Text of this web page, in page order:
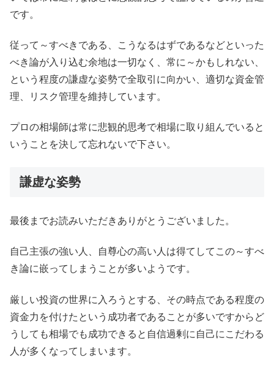
です。
従って～すべきである、こうなるはずであるなどといった
べき論が入り込む余地は一切なく、常に～かもしれない、
という程度の謙虚な姿勢で全取引に向かい、適切な資金管
理、リスク管理を維持しています。
プロの相場師は常に悲観的思考で相場に取り組んでいると
いうことを決して忘れないで下さい。
謙虚な姿勢
最後までお読みいただきありがとうございました。
自己主張の強い人、自尊心の高い人は得てしてこの～すべ
き論に嵌ってしまうことが多いようです。
厳しい投資の世界に入ろうとする、その時点である程度の
資金力を付けたという成功者であることが多いですからど
うしても相場でも成功できると自信過剰に自己にこだわる
人が多くなってしまいます。